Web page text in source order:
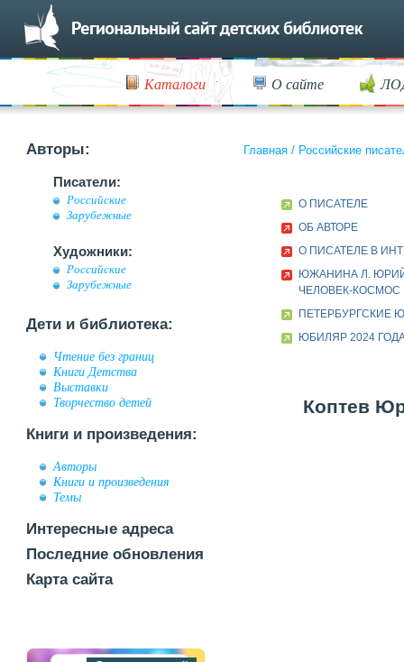
Каталоги О сайте
Авторы:
Писатели:
Российские
Зарубежные
Художники:
Российские
Зарубежные
Дети и библиотека:
Чтение без границ
Книги Детства
Выставки
Творчество детей
Книги и произведения:
Авторы
Книги и произведения
Темы
Интересные адреса
Последние обновления
Карта сайта
Главная / Российские
О ПИСАТЕЛЕ
ОБ АВТОРЕ
О ПИСАТЕЛЕ В
ЮЖАНИНА Л.
ЧЕЛОВЕК-КОСМОС
ПЕТЕРБУРГСКИЕ
ЮБИЛЯР 2024
Коптев